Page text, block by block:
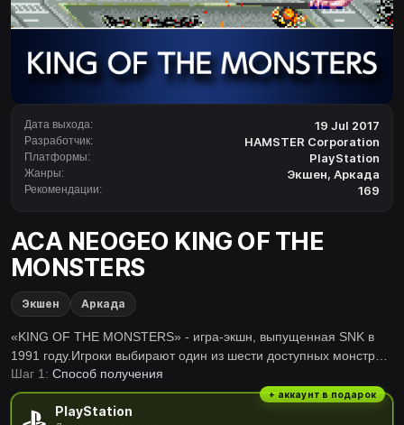
Дата выхода: 19 Jul 2017
Разработчик: HAMSTER Corporation
Платформы: PlayStation
Жанры: Экшен, Аркада
Рекомендации: 169
ACA NEOGEO KING OF THE
MONSTERS
Экшен Аркада
«KING OF THE MONSTERS» - игра-экшн, выпущенная SNK в
1991 году.Игроки выбирают один из шести доступных монстров
и сражаются по Японии, чтобы претендовать на звание
сильнейшего монстра.В дополнение к обычным атакам, таким
как удары и удары, используйте более разрушительные
Шаг 1: Способ получения
PlayStation
+ аккаунт в подарок